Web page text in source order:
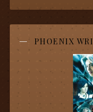
PHOENIX